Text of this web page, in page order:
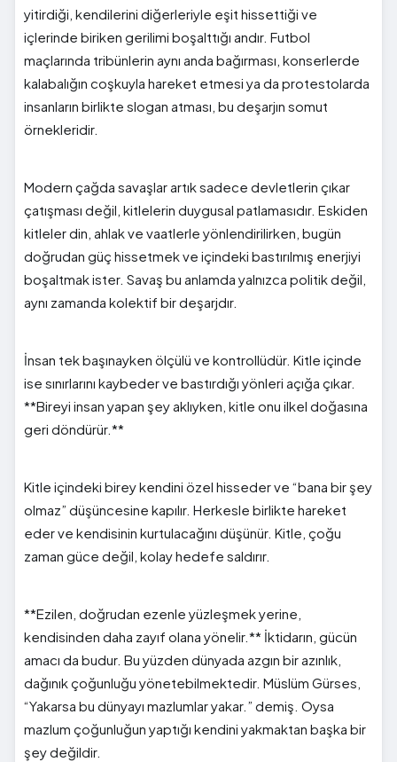
yitirdiği, kendilerini diğerleriyle eşit hissettiği ve
içlerinde biriken gerilimi boşalttığı andır. Futbol
maçlarında tribünlerin aynı anda bağırması, konserlerde
kalabalığın coşkuyla hareket etmesi ya da protestolarda
insanların birlikte slogan atması, bu deşarjın somut
örnekleridir.
Modern çağda savaşlar artık sadece devletlerin çıkar
çatışması değil, kitlelerin duygusal patlamasıdır. Eskiden
kitleler din, ahlak ve vaatlerle yönlendirilirken, bugün
doğrudan güç hissetmek ve içindeki bastırılmış enerjiyi
boşaltmak ister. Savaş bu anlamda yalnızca politik değil,
aynı zamanda kolektif bir deşarjdır.
İnsan tek başınayken ölçülü ve kontrollüdür. Kitle içinde
ise sınırlarını kaybeder ve bastırdığı yönleri açığa çıkar.
**Bireyi insan yapan şey aklıyken, kitle onu ilkel doğasına
geri döndürür.**
Kitle içindeki birey kendini özel hisseder ve “bana bir şey
olmaz” düşüncesine kapılır. Herkesle birlikte hareket
eder ve kendisinin kurtulacağını düşünür. Kitle, çoğu
zaman güce değil, kolay hedefe saldırır.
**Ezilen, doğrudan ezenle yüzleşmek yerine,
kendisinden daha zayıf olana yönelir.** İktidarın, gücün
amacı da budur. Bu yüzden dünyada azgın bir azınlık,
dağınık çoğunluğu yönetebilmektedir. Müslüm Gürses,
“Yakarsa bu dünyayı mazlumlar yakar.” demiş. Oysa
mazlum çoğunluğun yaptığı kendini yakmaktan başka bir
şey değildir.